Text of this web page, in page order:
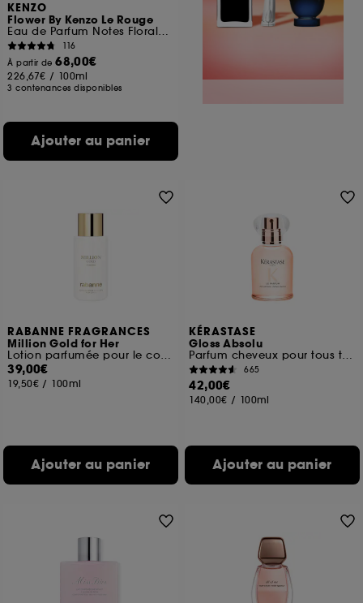
KENZO
Flower By Kenzo Le Rouge
Eau de Parfum Notes Florales Gourmandes
116
À partir de68,00€
226,67€ / 100ml
3 contenances disponibles
Ajouter au panier
RABANNE FRAGRANCES
Million Gold for Her
Lotion parfumée pour le corps
39,00€
19,50€ / 100ml
Ajouter au panier
KÉRASTASE
Gloss Absolu
Parfum cheveux pour tous types de cheveux
665
42,00€
140,00€ / 100ml
Ajouter au panier